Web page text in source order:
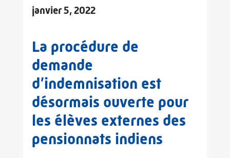
janvier 5, 2022
La procédure de
demande
d’indemnisation est
désormais ouverte pour
les élèves externes des
pensionnats indiens